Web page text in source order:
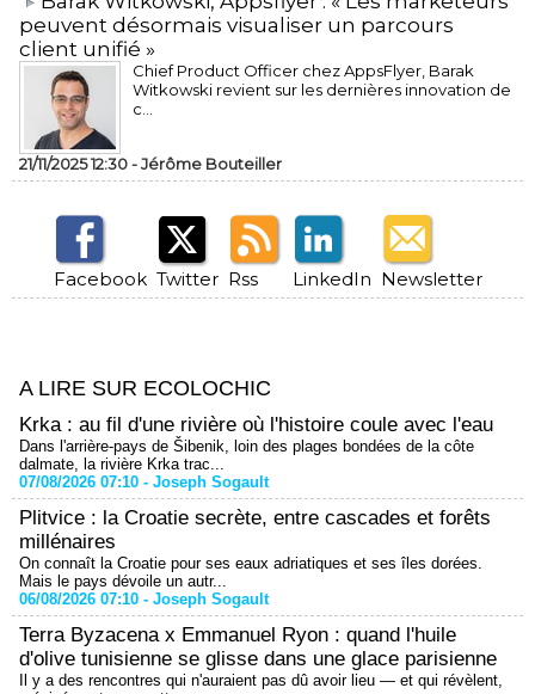
peuvent désormais visualiser un parcours
client unifié »
Chief Product Officer chez AppsFlyer, ​Barak
Witkowski revient sur les dernières innovation de
c...
21/11/2025 12:30 -Jérôme Bouteiller
Facebook Twitter Rss LinkedIn Newsletter
A LIRE SUR ECOLOCHIC
Krka : au fil d'une rivière où l'histoire coule avec l'eau
Dans l'arrière-pays de Šibenik, loin des plages bondées de la côte
dalmate, la rivière Krka trac...
07/08/2026 07:10 - Joseph Sogault
Plitvice : la Croatie secrète, entre cascades et forêts
millénaires
On connaît la Croatie pour ses eaux adriatiques et ses îles dorées.
Mais le pays dévoile un autr...
06/08/2026 07:10 - Joseph Sogault
Terra Byzacena x Emmanuel Ryon : quand l'huile
d'olive tunisienne se glisse dans une glace parisienne
Il y a des rencontres qui n'auraient pas dû avoir lieu — et qui révèlent,